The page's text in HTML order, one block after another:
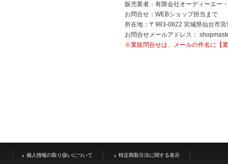
販売業者：有限会社オーディーエー
お問合せ：WEBショップ担当まで
所在地：〒983-0822 宮城県仙台市
お問合せメールアドレス：
※業販問合せは、メールの件名に【
個人情報の取り扱いについて 特定商取引法に関する表示